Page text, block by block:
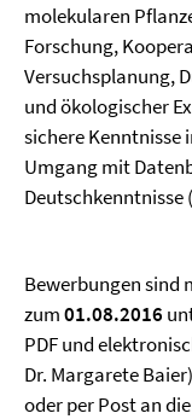
molekularen
Forschung,
Versuchsplanung,
und ökologischer
sichere Kenntnisse
Umgang mit
Bewerbungen sind
zum01.08.2016
PDF und
Dr. Margarete
oder per Post an die